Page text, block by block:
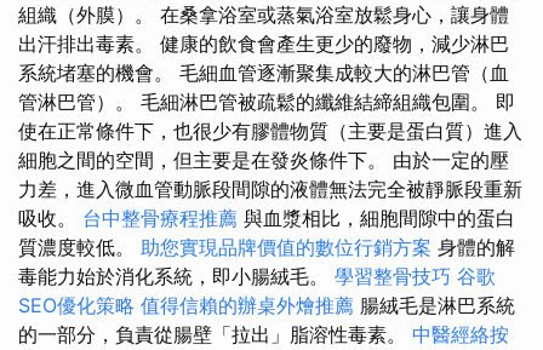
組織（外膜）。 在桑拿浴室或蒸氣浴室放鬆身心，讓身體
出汗排出毒素。 健康的飲食會產生更少的廢物，減少淋巴
系統堵塞的機會。 毛細血管逐漸聚集成較大的淋巴管（血
管淋巴管）。 毛細淋巴管被疏鬆的纖維結締組織包圍。 即
使在正常條件下，也很少有膠體物質（主要是蛋白質）進入
細胞之間的空間，但主要是在發炎條件下。 由於一定的壓
力差，進入微血管動脈段間隙的液體無法完全被靜脈段重新
吸收。 台中整骨療程推薦 與血漿相比，細胞間隙中的蛋白
質濃度較低。 助您實現品牌價值的數位行銷方案 身體的解
毒能力始於消化系統，即小腸絨毛。 學習整骨技巧 谷歌
SEO優化策略 值得信賴的辦桌外燴推薦 腸絨毛是淋巴系統
的一部分，負責從腸壁「拉出」脂溶性毒素。 中醫經絡按